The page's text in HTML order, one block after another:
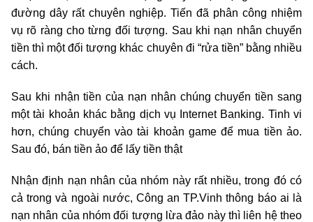
đường dây rất chuyên nghiệp. Tiến đã phân công nhiệm
vụ rõ ràng cho từng đối tượng. Sau khi nạn nhân chuyển
tiền thì một đối tượng khác chuyên đi “rửa tiền” bằng nhiều
cách.
Sau khi nhận tiền của nạn nhân chúng chuyển tiền sang
một tài khoản khác bằng dịch vụ Internet Banking. Tinh vi
hơn, chúng chuyển vào tài khoản game để mua tiền ảo.
Sau đó, bán tiền ảo để lấy tiền thật
Nhận định nạn nhân của nhóm này rất nhiều, trong đó có
cả trong và ngoài nước, Công an TP.Vinh thông báo ai là
nạn nhân của nhóm đối tượng lừa đảo này thì liên hệ theo